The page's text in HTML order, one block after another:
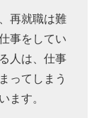
再就職は難
事をしてい
人は、仕事
ってしまう
ます。